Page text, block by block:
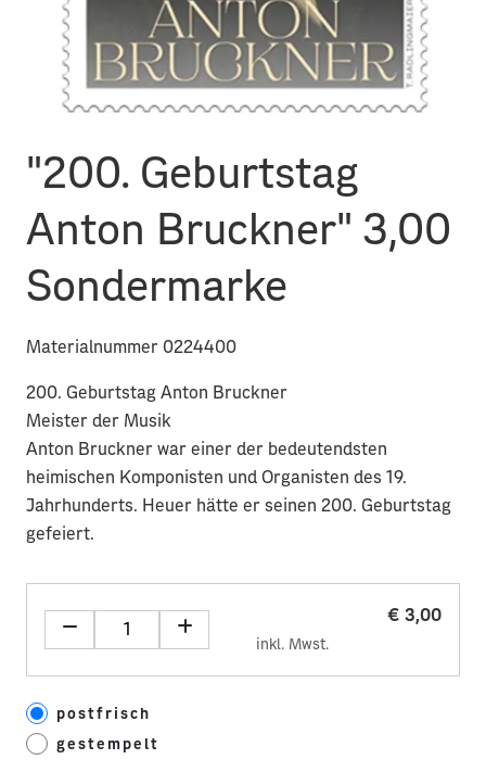
"200. Geburtstag
Anton Bruckner" 3,00
Sondermarke
Materialnummer 0224400
200. Geburtstag Anton Bruckner
Meister der Musik
Anton Bruckner war einer der bedeutendsten
heimischen Komponisten und Organisten des 19.
Jahrhunderts. Heuer hätte er seinen 200. Geburtstag
gefeiert.
€ 3,00
inkl. Mwst.
postfrisch
gestempelt